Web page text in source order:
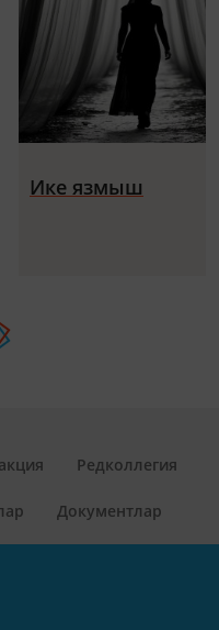
Ике язмыш
Редколлегия
Документлар